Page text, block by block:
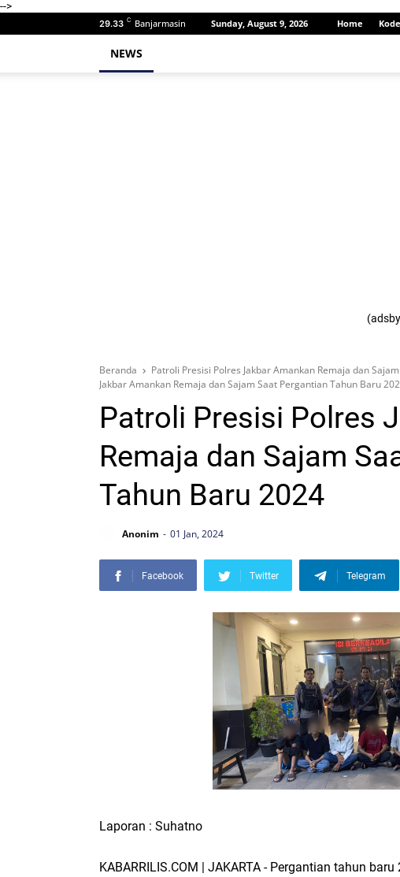
-->
29.33 C Banjarmasin Sunday, August 9, 2026 Home
NEWS
Beranda Patroli Presisi Polres Jakbar Amankan Remaja dan
Jakbar Amankan Remaja dan Sajam Saat Pergantian Tahun Baru
Patroli Presisi Polres
Remaja dan Sajam
Tahun Baru 2024
Anonim 01 Jan, 2024
Facebook Twitter Telegram
Laporan : Suhatno
KABARRILIS.COM | JAKARTA - Pergantian tahun